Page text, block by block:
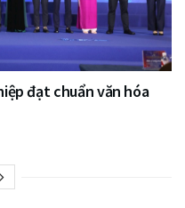
đạt chuẩn văn hóa